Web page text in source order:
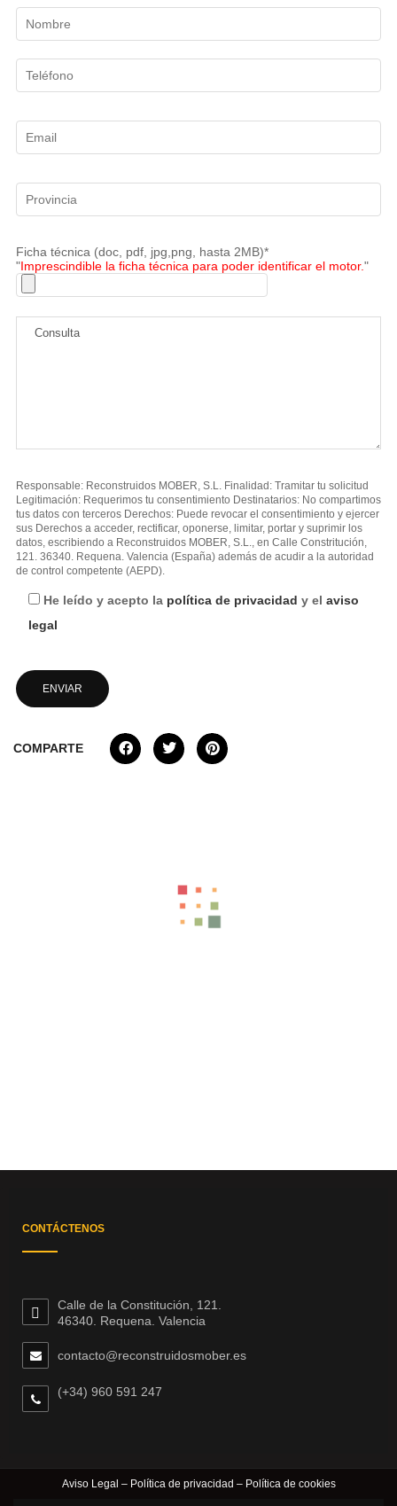
Ficha técnica (doc, pdf, jpg,png, hasta 2MB)*
"Imprescindible la ficha técnica para poder identificar el motor."
Responsable: Reconstruidos MOBER, S.L. Finalidad: Tramitar tu solicitud
Legitimación: Requerimos tu consentimiento Destinatarios: No compartimos
tus datos con terceros Derechos: Puede revocar el consentimiento y ejercer
sus Derechos a acceder, rectificar, oponerse, limitar, portar y suprimir los
datos, escribiendo a Reconstruidos MOBER, S.L., en Calle Constritución,
121. 36340. Requena. Valencia (España) además de acudir a la autoridad
de control competente (AEPD).
He leído y acepto la política de privacidad y el aviso
legal
COMPARTE
CONTÁCTENOS
Calle de la Constitución, 121.
46340. Requena. Valencia
contacto@reconstruidosmober.es
(+34) 960 591 247
Aviso Legal –Política de privacidad – Política de cookies